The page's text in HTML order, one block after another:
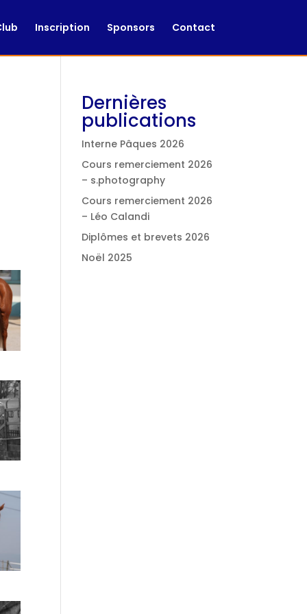
Inscription Sponsors Contact
Dernières
publications
Interne Pâques 2026
Cours remerciement 2026
– s.photography
Cours remerciement 2026
– Léo Calandi
Diplômes et brevets 2026
Noël 2025